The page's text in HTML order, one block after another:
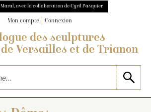
avec la collaboration de Cyril Pasquier
Mon compte Connexion
des sculptures
Versailles et de Trianon
Bosquet de l’Obélisque